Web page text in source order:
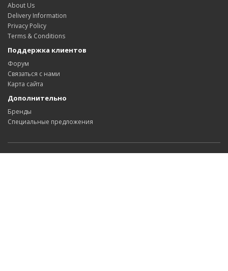
About Us
Delivery Information
Privacy Policy
Terms & Conditions
Поддержка клиентов
Форум
Связаться с нами
Карта сайта
Дополнительно
Бренды
Специальные предложения